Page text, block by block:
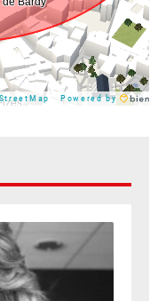
Powered by